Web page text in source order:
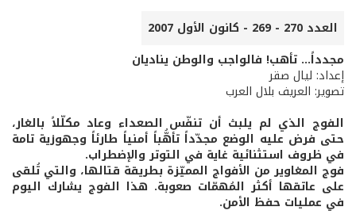
العدد 270 - 269 - كانون الأول 2007
مجدداً... تأهب! فالواجب والوطن يناديان
إعداد: ليال صقر
تصوير: العريف بلال العرب
الفوج الذي لم يلبث أن تنفّس الصعداء وعاد مكلّلاً بالغار،
حتى فرض عليه الوضع مجدّداً تأهُّباً أمنياً طارئاً وجهوزية تامة
في ظروف استثنائية غاية في التوتر والإضطراب.
فوج المغاوير من الأفواج المميّزة بطريقة قتالها، والتي تُلقى
على عاتقها أكثر المُهمّات صعوبة. هذا الفوج يشارك اليوم
في عمليات حفظ الأمن.